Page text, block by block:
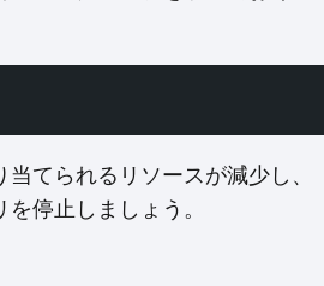
てられるリソースが減少し、
停止しましょう。